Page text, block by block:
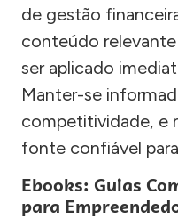
de gestão
conteúdo
ser aplicado
Manter-se
competitividade, e
fonte confiável
Ebooks: Guias
para